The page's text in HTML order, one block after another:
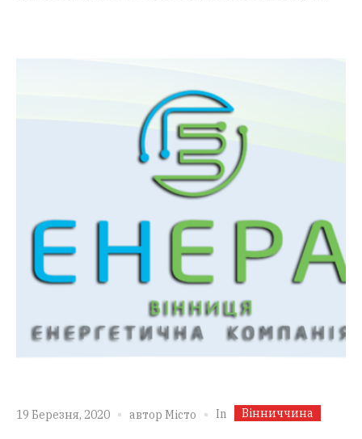
19 Березня, 2020 автор Місто In Вінниччина